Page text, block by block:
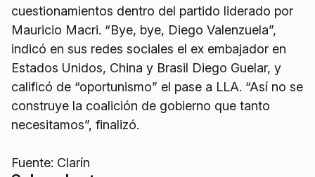
cuestionamientos dentro del partido liderado por
Mauricio Macri. “Bye, bye, Diego Valenzuela”,
indicó en sus redes sociales el ex embajador en
Estados Unidos, China y Brasil Diego Guelar, y
calificó de “oportunismo” el pase a LLA. “Así no se
construye la coalición de gobierno que tanto
necesitamos”, finalizó.
Fuente: Clarín